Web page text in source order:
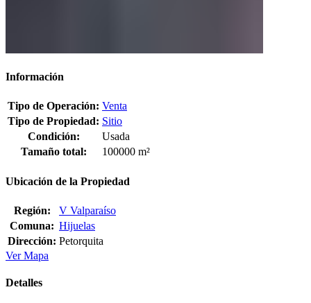
Información
Tipo de Operación: Venta
Tipo de Propiedad: Sitio
Condición:
Usada
Tamaño total:
100000 m²
Ubicación de la Propiedad
Región:
V Valparaíso
Comuna: Hijuelas
Dirección: Petorquita
Ver Mapa
Detalles